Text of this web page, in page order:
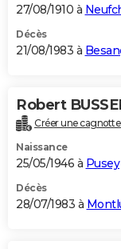
27/08/1910 à
Décès
21/08/1983 à
Robert
Créer une
Naissance
25/05/1946 à Pusey
Décès
28/07/1983 à